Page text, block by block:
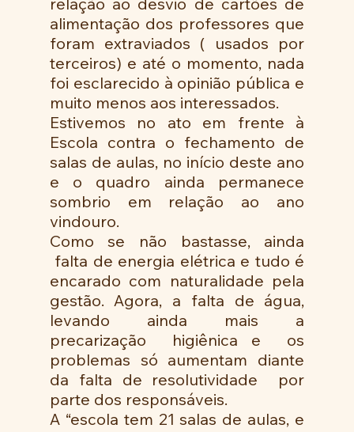
alimentação dos professores que
foram extraviados ( usados por
terceiros) e até o momento, nada
foi esclarecido à opinião pública e
muito menos aos interessados.
Estivemos no ato em frente à
Escola contra o fechamento de
salas de aulas, no início deste ano
e o quadro ainda permanece
sombrio em relação ao ano
vindouro.
Como se não bastasse, ainda
falta de energia elétrica e tudo é
encarado com naturalidade pela
gestão. Agora, a falta de água,
levando ainda mais a
precarização  higiênica e  os
problemas só aumentam diante
da falta de resolutividade  por
parte dos responsáveis.
A “escola tem 21 salas de aulas, e